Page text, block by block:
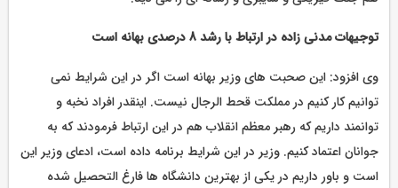
توجیهات مدنی زاده در ارتباط با رشد 8 درصدی بهانه است
وی افزود: این صحبت های وزیر بهانه است اگر در این شرایط نمی
توانیم کار کنیم در مملکت قحط الرجال نیست. اینقدر افراد نخبه و
توانمند داریم که رهبر معظم انقلاب هم در این ارتباط فرمودند که به
جوانان اعتماد کنیم. وزیر در این شرایط برنامه داده است، ادعای وزیر این
است و باور داریم در یکی از بهترین دانشگاه ها فارغ التحصیل شده